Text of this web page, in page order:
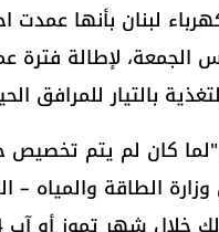
لبنان بأنها عمدت
الجمعة، لإطالة
بالتيار للمرافق
كان لم يتم تخصيص
الطاقة والمياه